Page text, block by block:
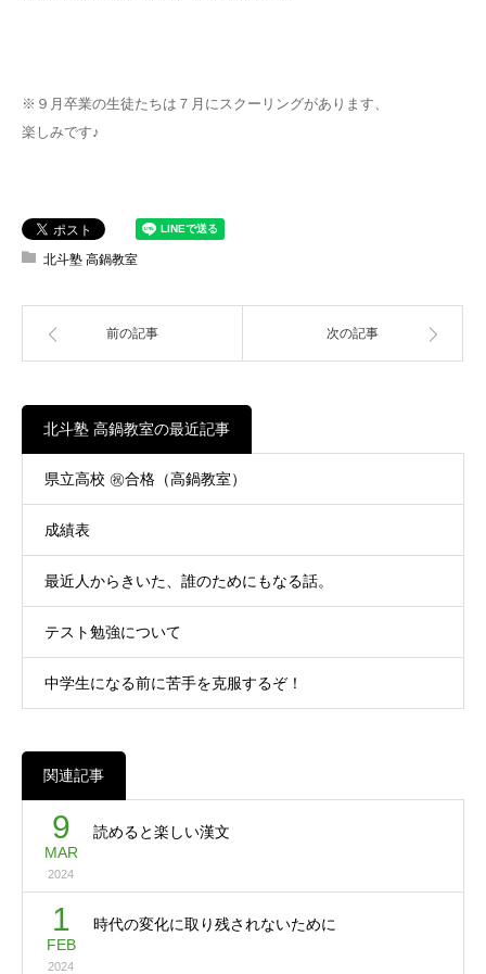
※９月卒業の生徒たちは７月にスクーリングがあります、
楽しみです♪
北斗塾 高鍋教室
前の記事 次の記事
北斗塾 高鍋教室の最近記事
県立高校 ㊗合格（高鍋教室）
成績表
最近人からきいた、誰のためにもなる話。
テスト勉強について
中学生になる前に苦手を克服するぞ！
関連記事
9
MAR
2024
読めると楽しい漢文
1
FEB
2024
時代の変化に取り残されないために